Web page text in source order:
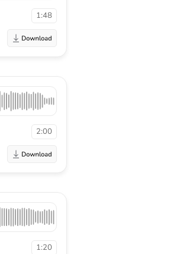
1:48
2:00
1:20